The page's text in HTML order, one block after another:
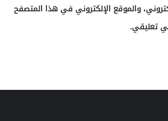
والموقع الإلكتروني في هذا المتصفح
تعليقي.